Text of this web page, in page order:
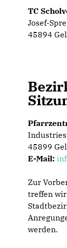
TC
Josef-
45894
45899
E-Mail:
Zur
treffen
werden.